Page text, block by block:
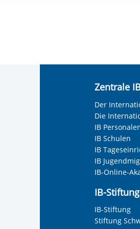
Zentrale
Der
Die
IB
IB Schulen
IB
IB
IB-Online-
IB-
IB-Stiftung
Stiftung